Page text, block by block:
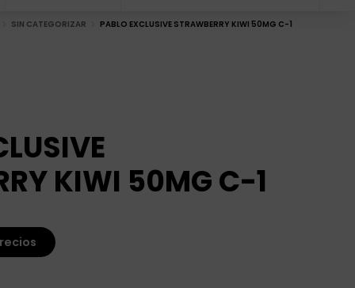
SIN CATEGORIZAR PABLO EXCLUSIVE STRAWBERRY KIWI 50MG C-1
KIWI 50MG C-1